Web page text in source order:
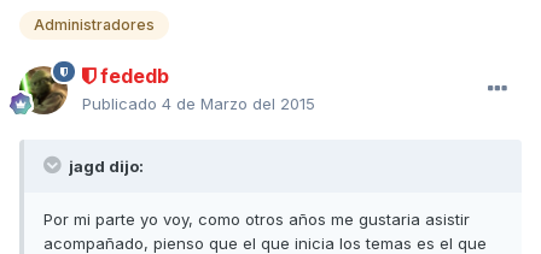
Administradores
fededb
Publicado 4 de Marzo del 2015
jagd dijo:
Por mi parte yo voy, como otros años me gustaria asistir
acompañado, pienso que el que inicia los temas es el que